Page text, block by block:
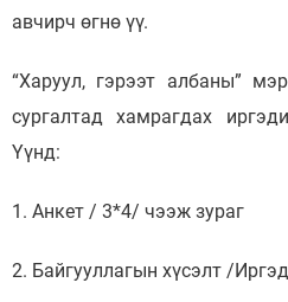
авчирч өгнө үү.
“Харуул, гэрээт албаны”
сургалтад хамрагдах
Үүнд:
1. Анкет / 3*4/ чээж зураг
2. Байгууллагын хүсэлт /